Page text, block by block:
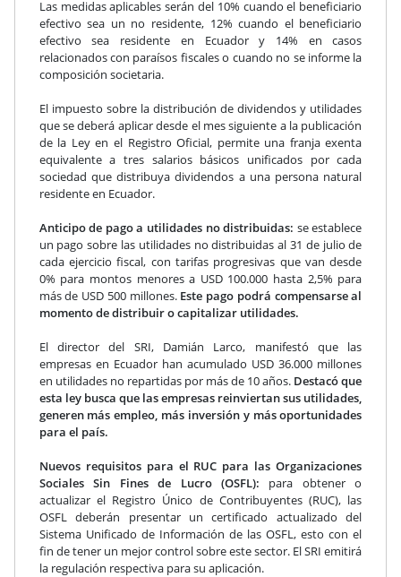
Las medidas aplicables serán del 10% cuando el beneficiario
efectivo sea un no residente, 12% cuando el beneficiario
efectivo sea residente en Ecuador y 14% en casos
relacionados con paraísos fiscales o cuando no se informe la
composición societaria.
El impuesto sobre la distribución de dividendos y utilidades
que se deberá aplicar desde el mes siguiente a la publicación
de la Ley en el Registro Oficial, permite una franja exenta
equivalente a tres salarios básicos unificados por cada
sociedad que distribuya dividendos a una persona natural
residente en Ecuador.
Anticipo de pago a utilidades no distribuidas: se establece
un pago sobre las utilidades no distribuidas al 31 de julio de
cada ejercicio fiscal, con tarifas progresivas que van desde
0% para montos menores a USD 100.000 hasta 2,5% para
más de USD 500 millones. Este pago podrá compensarse al
momento de distribuir o capitalizar utilidades.
El director del SRI, Damián Larco, manifestó que las
empresas en Ecuador han acumulado USD 36.000 millones
en utilidades no repartidas por más de 10 años. Destacó que
esta ley busca que las empresas reinviertan sus utilidades,
generen más empleo, más inversión y más oportunidades
para el país.
Nuevos requisitos para el RUC para las Organizaciones
Sociales Sin Fines de Lucro (OSFL): para obtener o
actualizar el Registro Único de Contribuyentes (RUC), las
OSFL deberán presentar un certificado actualizado del
Sistema Unificado de Información de las OSFL, esto con el
fin de tener un mejor control sobre este sector. El SRI emitirá
la regulación respectiva para su aplicación.